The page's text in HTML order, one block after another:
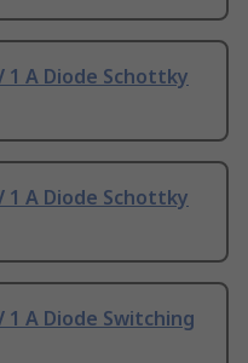
1 A Diode Schottky
1 A Diode Schottky
1 A Diode Switching